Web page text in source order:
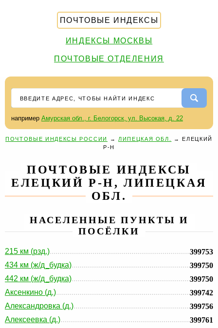
ПОЧТОВЫЕ ИНДЕКСЫ
ИНДЕКСЫ МОСКВЫ
ПОЧТОВЫЕ ОТДЕЛЕНИЯ
например Амурская обл., г. Белогорск, ул. Высокая, д. 22
ПОЧТОВЫЕ ИНДЕКСЫ РОССИИ → ЛИПЕЦКАЯ ОБЛ. →ЕЛЕЦКИЙ
Р-Н
ПОЧТОВЫЕ ИНДЕКСЫ
ЕЛЕЦКИЙ Р-Н, ЛИПЕЦКАЯ
ОБЛ.
НАСЕЛЕННЫЕ ПУНКТЫ И
ПОСЁЛКИ
215 км (рзд.)
399753
434 км (ж/д_будка)
399750
442 км (ж/д_будка)
399750
Аксенкино (д.)
399742
Александровка (д.)
399756
Алексеевка (д.)
399761